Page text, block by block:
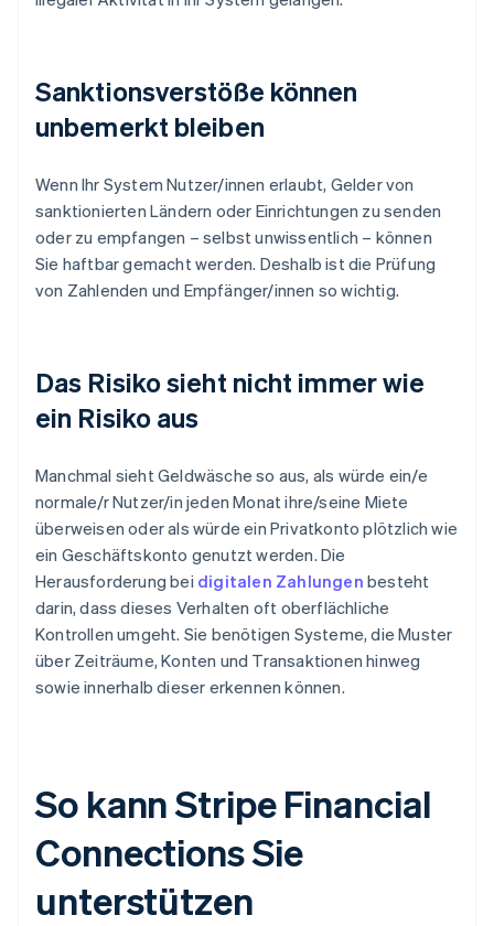
Sanktionsverstöße können
unbemerkt bleiben
Wenn Ihr System Nutzer/innen erlaubt, Gelder von
sanktionierten Ländern oder Einrichtungen zu senden
oder zu empfangen – selbst unwissentlich – können
Sie haftbar gemacht werden. Deshalb ist die Prüfung
von Zahlenden und Empfänger/innen so wichtig.
Das Risiko sieht nicht immer wie
ein Risiko aus
Manchmal sieht Geldwäsche so aus, als würde ein/e
normale/r Nutzer/in jeden Monat ihre/seine Miete
überweisen oder als würde ein Privatkonto plötzlich wie
ein Geschäftskonto genutzt werden. Die
Herausforderung bei digitalen Zahlungen besteht
darin, dass dieses Verhalten oft oberflächliche
Kontrollen umgeht. Sie benötigen Systeme, die Muster
über Zeiträume, Konten und Transaktionen hinweg
sowie innerhalb dieser erkennen können.
So kann Stripe Financial
Connections Sie
unterstützen